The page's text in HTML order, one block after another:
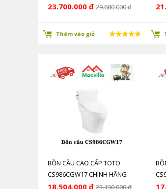
GIÁ RẺ
23.700.000 đ 29.680.000 đ
Thêm vào giỏ
BỒN CẦU CAO CẤP TOTO
CS986CGW17 CHÍNH HÃNG
GIÁ RẺ
18.504.000 đ 23.130.000 đ
RẺ